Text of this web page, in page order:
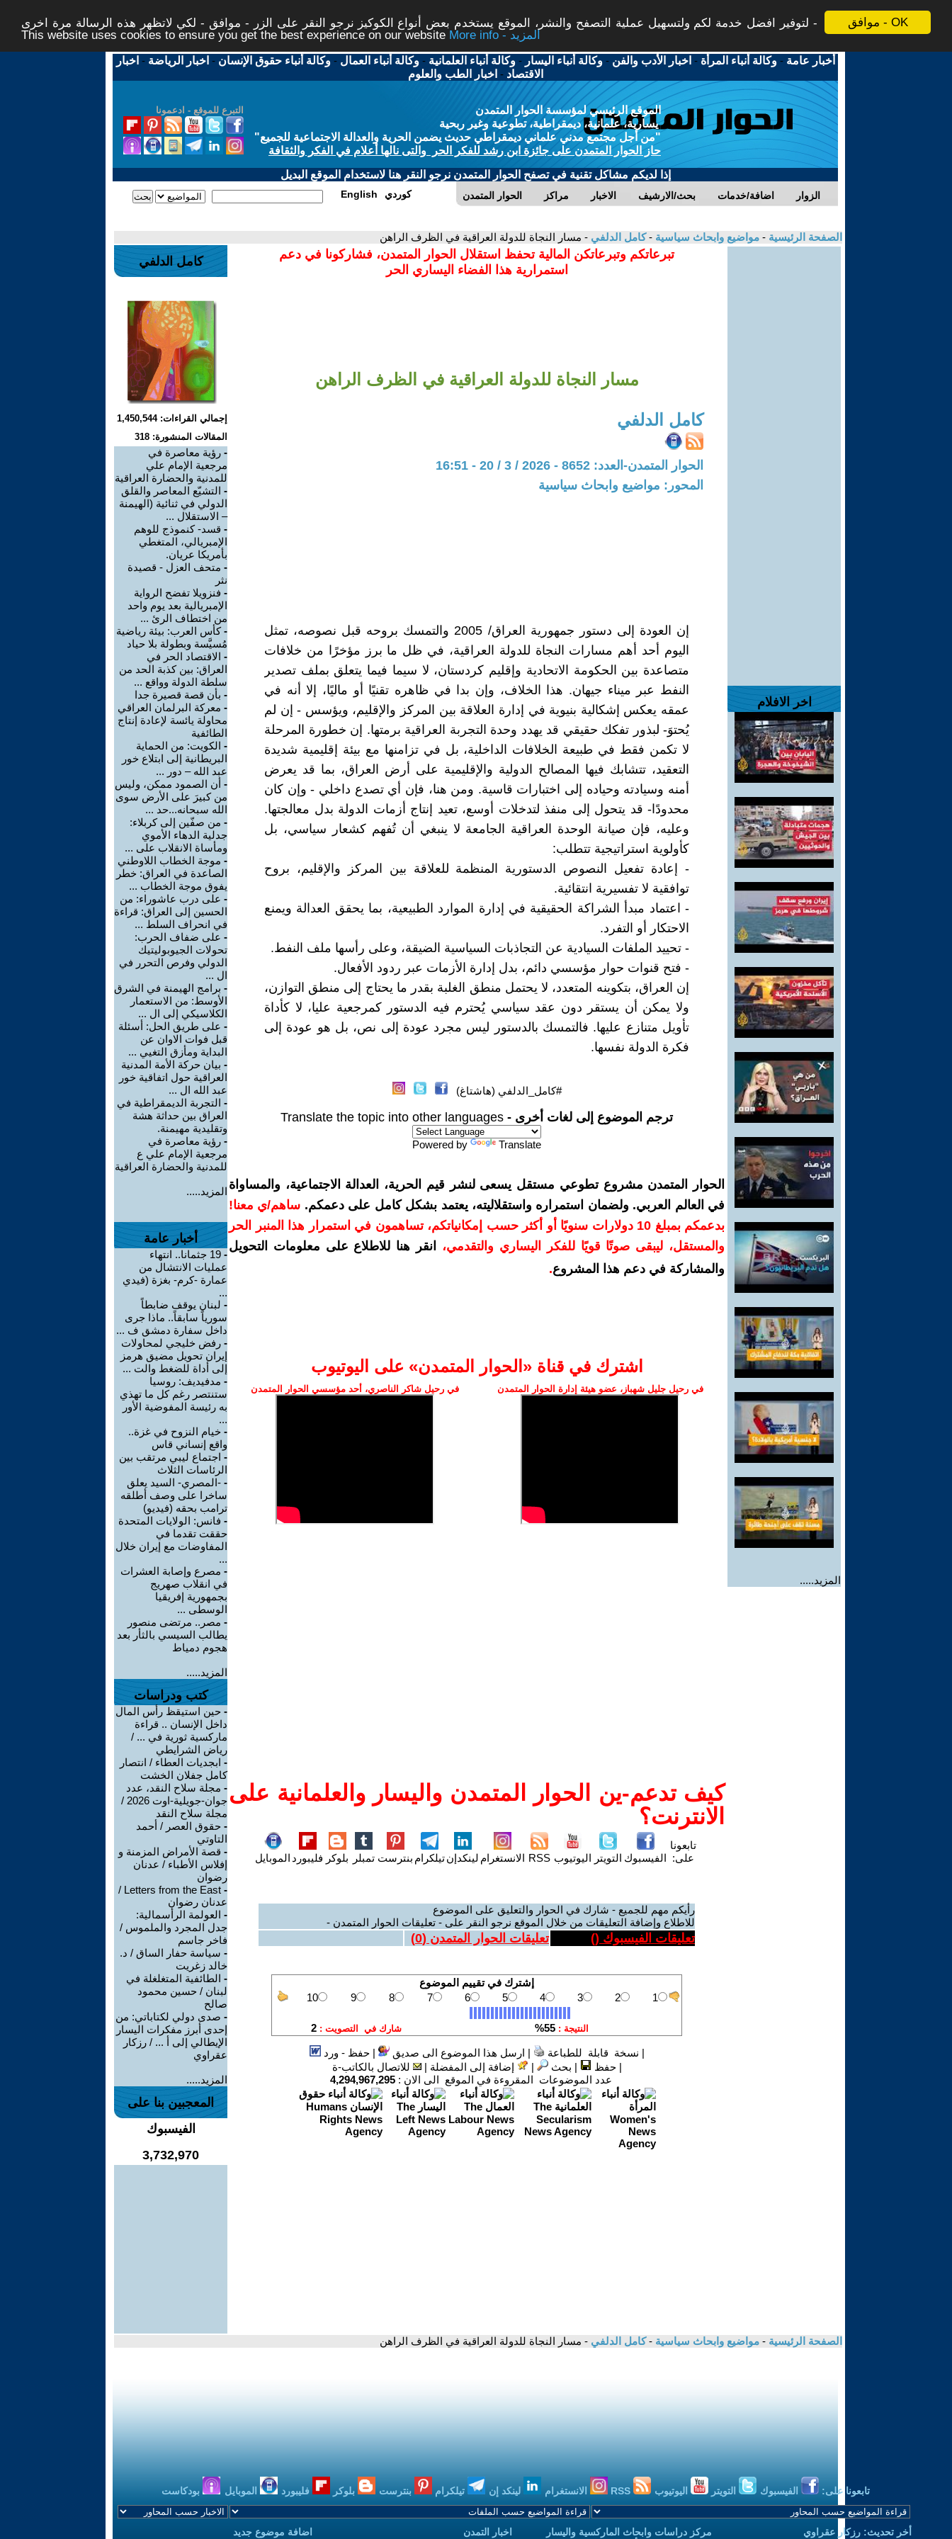
موافق - OK
لتوفير افضل خدمة لكم ولتسهيل عملية التصفح والنشر، الموقع يستخدم بعض أنواع الكوكيز نرجو النقر على الزر - موافق - لكي لاتظهر هذه الرسالة مرة اخرى -
This website uses cookies to ensure you get the best experience on our website
More info - المزيد
أخبار عامة -وكالة أنباء المرأة - اخبار الأدب والفن -وكالة أنباء اليسار -وكالة أنباء العلمانية -وكالة أنباء العمال -وكالة أنباء حقوق الإنسان - اخبار الرياضة - اخبار
الاقتصاد - اخبار الطب والعلوم
التبرع للموقع - ادعمونا
الموقع الرئيسي لمؤسسة الحوار المتمدن
يسارية، علمانية، ديمقراطية، تطوعية وغير ربحية
"من أجل مجتمع مدني علماني ديمقراطي حديث يضمن الحرية والعدالة الاجتماعية للجميع"
حاز الحوار المتمدن على جائزة ابن رشد للفكر الحر والتى نالها أعلام في الفكر والثقافة
إذا لديكم مشاكل تقنية في تصفح الحوار المتمدن نرجو النقر هنا لاستخدام الموقع البديل
الحوار المتمدن مراكز الاخبار بحث/الارشيف اضافة/خدمات الزوار English كوردي
الصفحة الرئيسية - مواضيع وابحاث سياسية -كامل الدلفي - مسار النجاة للدولة العراقية في الظرف الراهن
اخر الافلام
المزيد.....
تبرعاتكم وتبرعاتكن المالية تحفظ استقلال الحوار المتمدن، فشاركونا في دعم
استمرارية هذا الفضاء اليساري الحر
مسار النجاة للدولة العراقية في الظرف الراهن
كامل الدلفي
الحوار المتمدن-العدد: 8652 - 2026 / 3 / 20 - 16:51
المحور: مواضيع وابحاث سياسية
إن العودة إلى دستور جمهورية العراق/ 2005 والتمسك بروحه قبل نصوصه، تمثل
اليوم أحد أهم مسارات النجاة للدولة العراقية، في ظل ما برز مؤخرًا من خلافات
متصاعدة بين الحكومة الاتحادية وإقليم كردستان، لا سيما فيما يتعلق بملف تصدير
النفط عبر ميناء جيهان. هذا الخلاف، وإن بدا في ظاهره تقنيًا أو ماليًا، إلا أنه في
عمقه يعكس إشكالية بنيوية في إدارة العلاقة بين المركز والإقليم، ويؤسس - إن لم
يُحتوَ- لبذور تفكك حقيقي قد يهدد وحدة التجربة العراقية برمتها. إن خطورة المرحلة
لا تكمن فقط في طبيعة الخلافات الداخلية، بل في تزامنها مع بيئة إقليمية شديدة
التعقيد، تتشابك فيها المصالح الدولية والإقليمية على أرض العراق، بما قد يعرض
أمنه وسيادته وحياده إلى اختبارات قاسية. ومن هنا، فإن أي تصدع داخلي - وإن كان
محدودًا- قد يتحول إلى منفذ لتدخلات أوسع، تعيد إنتاج أزمات الدولة بدل معالجتها.
وعليه، فإن صيانة الوحدة العراقية الجامعة لا ينبغي أن تُفهم كشعار سياسي، بل
كأولوية استراتيجية تتطلب:
- إعادة تفعيل النصوص الدستورية المنظمة للعلاقة بين المركز والإقليم، بروح
توافقية لا تفسيرية انتقائية.
- اعتماد مبدأ الشراكة الحقيقية في إدارة الموارد الطبيعية، بما يحقق العدالة ويمنع
الاحتكار أو التفرد.
- تحييد الملفات السيادية عن التجاذبات السياسية الضيقة، وعلى رأسها ملف النفط.
- فتح قنوات حوار مؤسسي دائم، بدل إدارة الأزمات عبر ردود الأفعال.
إن العراق، بتكوينه المتعدد، لا يحتمل منطق الغلبة بقدر ما يحتاج إلى منطق التوازن،
ولا يمكن أن يستقر دون عقد سياسي يُحترم فيه الدستور كمرجعية عليا، لا كأداة
تأويل متنازع عليها. فالتمسك بالدستور ليس مجرد عودة إلى نص، بل هو عودة إلى
فكرة الدولة نفسها.
#كامل_الدلفي (هاشتاغ)
ترجم الموضوع إلى لغات أخرى - Translate the topic into other languages
Powered by Translate
الحوار المتمدن مشروع تطوعي مستقل يسعى لنشر قيم الحرية، العدالة الاجتماعية، والمساواة
في العالم العربي. ولضمان استمراره واستقلاليته، يعتمد بشكل كامل على دعمكم. ساهم/ي معنا!
بدعمكم بمبلغ 10 دولارات سنويًا أو أكثر حسب إمكانياتكم، تساهمون في استمرار هذا المنبر الحر
والمستقل، ليبقى صوتًا قويًا للفكر اليساري والتقدمي،
انقر هنا للاطلاع على معلومات التحويل
والمشاركة في دعم هذا المشروع.
اشترك في قناة ‫«الحوار المتمدن» على اليوتيوب
في رحيل جليل شهباز، عضو هيئة إدارة الحوار المتمدن في رحيل شاكر الناصري، أحد مؤسسي الحوار المتمدن
كيف تدعم-ين الحوار المتمدن واليسار والعلمانية على
الانترنت؟
تابعونا
على: الفيسبوك التويتر اليوتيوب RSS الانستغرام لينكدإنتيلكرام بنترست تمبلر بلوكر فليبورد الموبايل
رأيكم مهم للجميع - شارك في الحوار والتعليق على الموضوع
للاطلاع وإضافة التعليقات من خلال الموقع نرجو النقر على - تعليقات الحوار المتمدن -
تعليقات الفيسبوك () تعليقات الحوار المتمدن (0
)
| نسخة قابلة للطباعة | ارسل هذا الموضوع الى صديق |حفظ - ورد
|حفظ | بحث | إضافة إلى المفضلة |
للاتصال بالكاتب-ة
عدد الموضوعات المقروءة في الموقع الى الان : 4,294,967,295
كامل الدلفي
إجمالي القراءات: 1,450,544
المقالات المنشورة: 318
- رؤية معاصرة في
مرجعية الإمام علي
للمدنية والحضارة العراقية
- التشيّع المعاصر والقلق
الدولي في ثنائية (الهيمنة
– الاستقلال ...
- قسد- كنموذج للوهم
الإمبريالي، المتغطي
بأمريكا عريان.
- متحف العزل - قصيدة
نثر
- فنزويلا تفضح الرواية
الإمبريالية بعد يوم واحد
من اختطاف الرئ ...
-كأس العرب: بيئة رياضية
مُسيَّسة وبطولة بلا حياد
- الاقتصاد الحر في
العراق: بين كذبة الحد من
سلطة الدولة وواقع ...
- بأن قصة قصيرة جدا
- معركة البرلمان العراقي
محاولة يائسة لإعادة إنتاج
الطائفية
- الكويت: من الحماية
البريطانية إلى ابتلاع خور
عبد الله – دور ...
- أن الصمود ممكن، وليس
من كبيرَ على الأرض سوى
الله سبحانه...حد ...
- من صفّين إلى كربلاء:
جدلية الدهاء الأموي
ومأساة الانقلاب على ...
- موجة الخطاب اللاوطني
الصاعدة في العراق: خطر
يفوق موجة الخطاب ...
- على درب عاشوراء: من
الحسين إلى العراق: قراءة
في انحراف السلط ...
- على ضفاف الحرب:
تحولات الجيوبوليتيك
الدولي وفرص التحرر في
ال ...
- برامج الهيمنة في الشرق
الأوسط: من الاستعمار
الكلاسيكي إلى ال ...
- على طريق الحل: أسئلة
قبل فوات الاوان عن
البداية ومأزق التغيي ...
- بيان حركة الأمة المدنية
العراقية حول اتفاقية خور
عبد الله ال ...
- التجربة الديمقراطية في
العراق بين حداثة هشة
وتقليدية مهيمنة.
- رؤية معاصرة في
مرجعية الإمام علي ع
للمدنية والحضارة العراقية
المزيد.....
أخبار عامة
-
19 جثمانا.. انتهاء
عمليات الانتشال من
عمارة -كرم- بغزة (فيدي
...
- لبنان يوقف ضابطاً
سورياً سابقاً.. ماذا جرى
داخل سفارة دمشق ف ...
- رفض خليجي لمحاولات
إيران تحويل مضيق هرمز
إلى أداة للضغط والت ...
- مدفيديف: روسيا
ستنتصر رغم كل ما تهذي
به رئيسة المفوضية الأور
...
- خيام النزوح في غزة..
واقع إنساني قاس
- اجتماع ليبي مرتقب بين
الرئاسات الثلاث
- -المصري- السيد يعلق
ساخرا على وصف أطلقه
ترامب بحقه (فيديو)
- فانس: الولايات المتحدة
حققت تقدما في
المفاوضات مع إيران خلال
...
- مصرع وإصابة العشرات
في انقلاب صهريج
بجمهورية إفريقيا
الوسطى ...
- مصر.. مرتضى منصور
يطالب السيسي بالثأر بعد
هجوم دمياط
المزيد.....
كتب ودراسات
- حين استيقظ رأس المال
داخل الإنسان .. قراءة
ماركسية ثورية في ... /
رياض الشرايطي
- ابجديات العطاء / انتصار
كامل جفلان الخشت
- مجلة سلاح النقد، عدد
جوان-جويلية-اوت 2026 /
مجلة سلاح النقد
- حقوق العصر / أحمد
التاوتي
- قصة الأمراض المزمنة و
إفلاس الأطباء / عدنان
رضوان
-
Letters from the East /
عدنان رضوان
- العولمة الرأسمالية:
جدل المجرد والملموس /
فاخر جاسم
- سياسة حفار الساق / د.
خالد زغريت
- الطائفية المتغلغلة في
لبنان / حسين محمود
صالح
- صدى دولي لكتاباتي: من
إحدى أبرز مفكرات اليسار
الإيطالي إلى أ ... / رزكار
عقراوي
المزيد.....
المعجبين بنا على
الفيسبوك
3,732,970
الصفحة الرئيسية - مواضيع وابحاث سياسية -كامل الدلفي - مسار النجاة للدولة العراقية في الظرف الراهن
تابعونا على: الفيسبوك التويتر اليوتيوب الانستغرام لينكد إن تيلكرام بنترست بلوكر فليبورد الموبايل بودكاست
أخر تحديث: رزكار عقراوي
مركز دراسات وابحاث الماركسية واليسار
اخبار التمدن
اضافة موضوع جديد